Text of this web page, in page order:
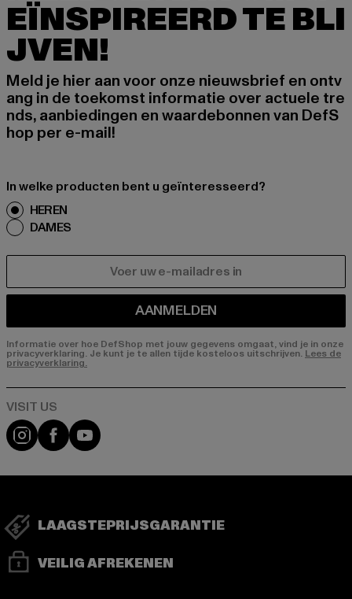
EÏNSPIREERD TE BLI
JVEN!
Meld je hier aan voor onze nieuwsbrief en ontv
ang in de toekomst informatie over actuele tre
nds, aanbiedingen en waardebonnen van DefS
hop per e-mail!
In welke producten bent u geïnteresseerd?
HEREN
DAMES
AANMELDEN
Informatie over hoe DefShop met jouw gegevens omgaat, vind je in onze
privacyverklaring. Je kunt je te allen tijde kosteloos uitschrijven. Lees de
privacyverklaring.
Visit our Instagram page:
Visit our Facebook page:
Visit our YouTube channel:
LAAGSTEPRIJSGARANTIE
VEILIG AFREKENEN